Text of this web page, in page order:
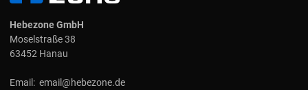
Hebezone GmbH
Moselstraße 38
63452 Hanau
Email: email@hebezone.de